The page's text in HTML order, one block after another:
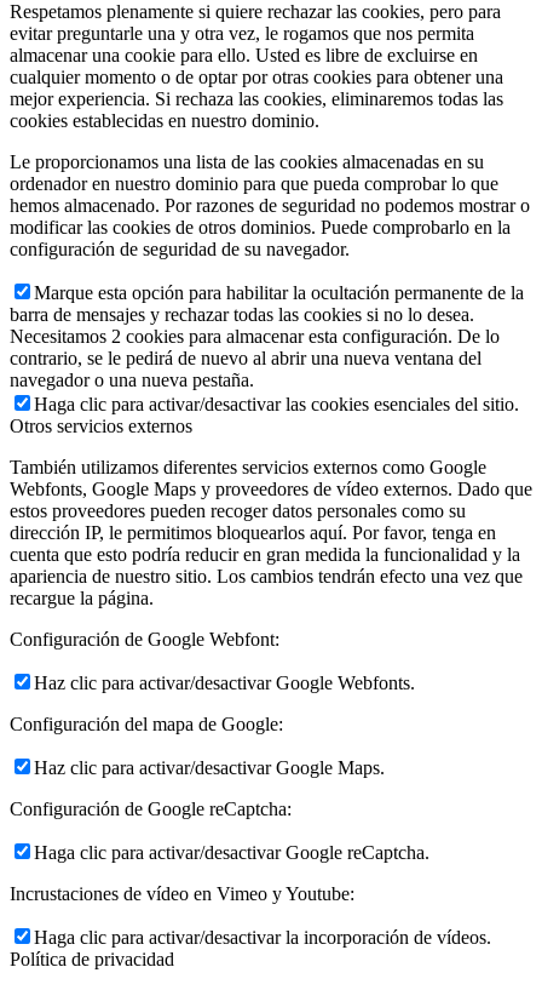
Respetamos plenamente si quiere rechazar las cookies, pero para
evitar preguntarle una y otra vez, le rogamos que nos permita
almacenar una cookie para ello. Usted es libre de excluirse en
cualquier momento o de optar por otras cookies para obtener una
mejor experiencia. Si rechaza las cookies, eliminaremos todas las
cookies establecidas en nuestro dominio.
Le proporcionamos una lista de las cookies almacenadas en su
ordenador en nuestro dominio para que pueda comprobar lo que
hemos almacenado. Por razones de seguridad no podemos mostrar o
modificar las cookies de otros dominios. Puede comprobarlo en la
configuración de seguridad de su navegador.
Marque esta opción para habilitar la ocultación permanente de la
barra de mensajes y rechazar todas las cookies si no lo desea.
Necesitamos 2 cookies para almacenar esta configuración. De lo
contrario, se le pedirá de nuevo al abrir una nueva ventana del
navegador o una nueva pestaña.
Haga clic para activar/desactivar las cookies esenciales del sitio.
Otros servicios externos
También utilizamos diferentes servicios externos como Google
Webfonts, Google Maps y proveedores de vídeo externos. Dado que
estos proveedores pueden recoger datos personales como su
dirección IP, le permitimos bloquearlos aquí. Por favor, tenga en
cuenta que esto podría reducir en gran medida la funcionalidad y la
apariencia de nuestro sitio. Los cambios tendrán efecto una vez que
recargue la página.
Configuración de Google Webfont:
Haz clic para activar/desactivar Google Webfonts.
Configuración del mapa de Google:
Haz clic para activar/desactivar Google Maps.
Configuración de Google reCaptcha:
Haga clic para activar/desactivar Google reCaptcha.
Incrustaciones de vídeo en Vimeo y Youtube:
Haga clic para activar/desactivar la incorporación de vídeos.
Política de privacidad